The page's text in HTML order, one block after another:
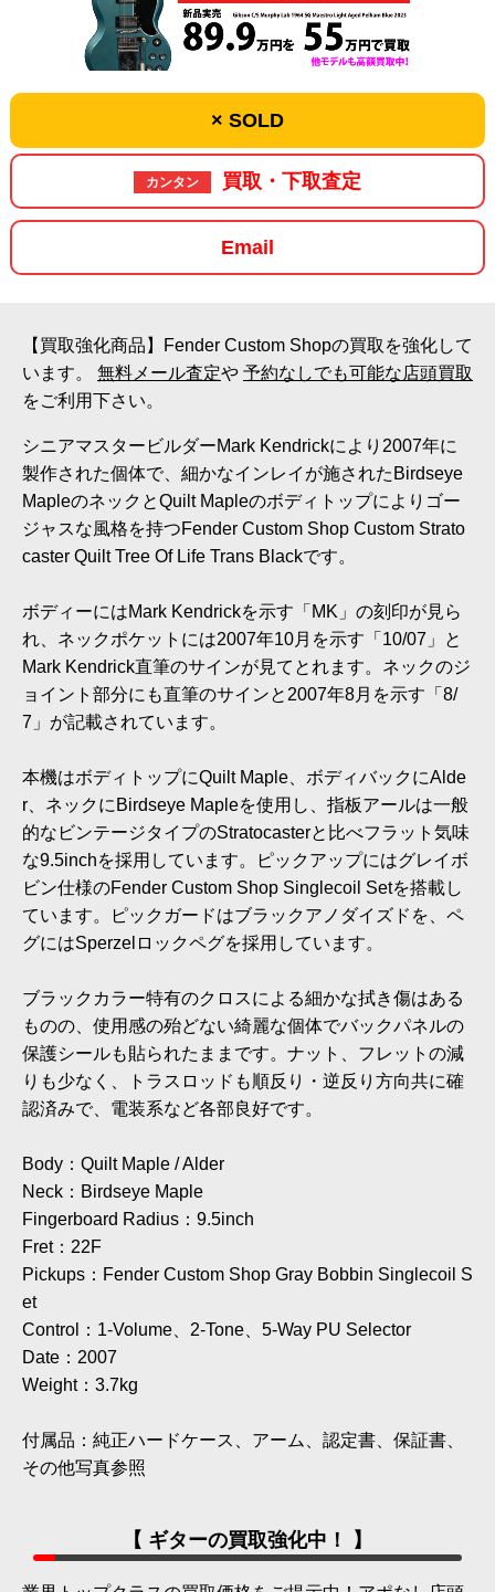
× SOLD
カンタン 買取・下取査定
Email
【買取強化商品】Fender Custom Shopの買取を強化して
います。 無料メール査定や 予約なしでも可能な店頭買取
をご利用下さい。
シニアマスタービルダーMark Kendrickにより2007年に
製作された個体で、細かなインレイが施されたBirdseye
MapleのネックとQuilt Mapleのボディトップによりゴー
ジャスな風格を持つFender Custom Shop Custom Strato
caster Quilt Tree Of Life Trans Blackです。
ボディーにはMark Kendrickを示す「MK」の刻印が見ら
れ、ネックポケットには2007年10月を示す「10/07」と
Mark Kendrick直筆のサインが見てとれます。ネックのジ
ョイント部分にも直筆のサインと2007年8月を示す「8/
7」が記載されています。
本機はボディトップにQuilt Maple、ボディバックにAlde
r、ネックにBirdseye Mapleを使用し、指板アールは一般
的なビンテージタイプのStratocasterと比べフラット気味
な9.5inchを採用しています。ピックアップにはグレイボ
ビン仕様のFender Custom Shop Singlecoil Setを搭載し
ています。ピックガードはブラックアノダイズドを、ペ
グにはSperzelロックペグを採用しています。
ブラックカラー特有のクロスによる細かな拭き傷はある
ものの、使用感の殆どない綺麗な個体でバックパネルの
保護シールも貼られたままです。ナット、フレットの減
りも少なく、トラスロッドも順反り・逆反り方向共に確
認済みで、電装系など各部良好です。
Body：Quilt Maple / Alder
Neck：Birdseye Maple
Fingerboard Radius：9.5inch
Fret：22F
Pickups：Fender Custom Shop Gray Bobbin Singlecoil S
et
Control：1-Volume、2-Tone、5-Way PU Selector
Date：2007
Weight：3.7kg
付属品：純正ハードケース、アーム、認定書、保証書、
その他写真参照
【 ギターの買取強化中！ 】